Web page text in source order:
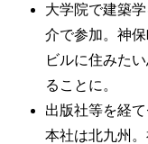
大学院で建築
介で参加。神
ビルに住みた
ることに。
出版社等を経て
本社は北九州